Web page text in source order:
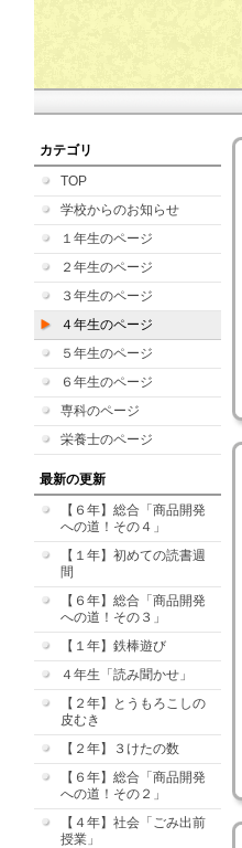
カテゴリ
TOP
学校からのお知らせ
１年生のページ
２年生のページ
３年生のページ
４年生のページ
５年生のページ
６年生のページ
専科のページ
栄養士のページ
最新の更新
【６年】総合「商品開発
への道！その４」
【１年】初めての読書週
間
【６年】総合「商品開発
への道！その３」
【１年】鉄棒遊び
４年生「読み聞かせ」
【２年】とうもろこしの
皮むき
【２年】３けたの数
【６年】総合「商品開発
への道！その２」
【４年】社会「ごみ出前
授業」